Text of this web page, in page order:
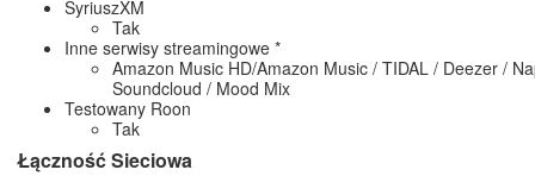
SyriuszXM
Tak
Inne serwisy streamingowe *
Amazon Music HD/Amazon Music / TIDAL / Deezer /
Soundcloud / Mood Mix
Testowany Roon
Tak
Łączność Sieciowa